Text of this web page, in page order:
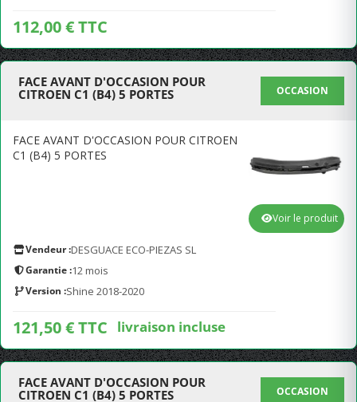
112,00 € TTC
FACE AVANT D'OCCASION POUR
CITROEN C1 (B4) 5 PORTES
OCCASION
FACE AVANT D'OCCASION POUR CITROEN
C1 (B4) 5 PORTES
Vendeur :DESGUACE ECO-PIEZAS SL
Garantie :12 mois
Version :Shine 2018-2020
121,50 € TTC livraison incluse
Voir le produit
FACE AVANT D'OCCASION POUR
CITROEN C1 (B4) 5 PORTES
OCCASION